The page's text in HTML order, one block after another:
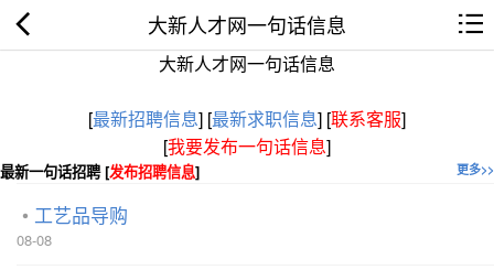
大新人才网一句话信息
大新人才网一句话信息
[最新招聘信息] [最新求职信息] [联系客服]
[我要发布一句话信息]
更多>>
最新一句话招聘 [发布招聘信息]
工艺品导购
08-08